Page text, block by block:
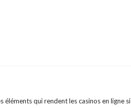
éléments qui rendent les casinos en ligne si